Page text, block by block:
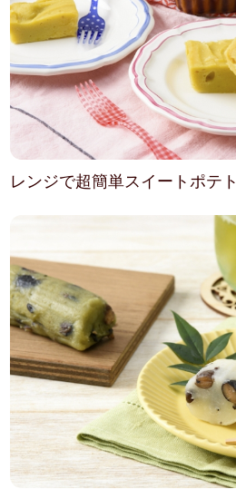
レンジで超簡単スイートポテト